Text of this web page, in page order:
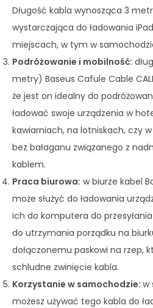
Długość kabla wynosząca 3
wystarczająca do ładowania
miejscach, w tym w
Podróżowanie i mobilność:
metry) Baseus Cafule Cable
że jest on idealny do
ładować swoje urządzenia w
kawiarniach, na lotniskach, czy
bez bałaganu związanego z
kablem.
Praca biurowa: w biurze kabel
może służyć do ładowania
ich do komputera do
do utrzymania porządku na
dołączonemu paskowi na rzep,
schludne zwinięcie kabla.
Korzystanie w samochodzie: w
możesz używać tego kabla do